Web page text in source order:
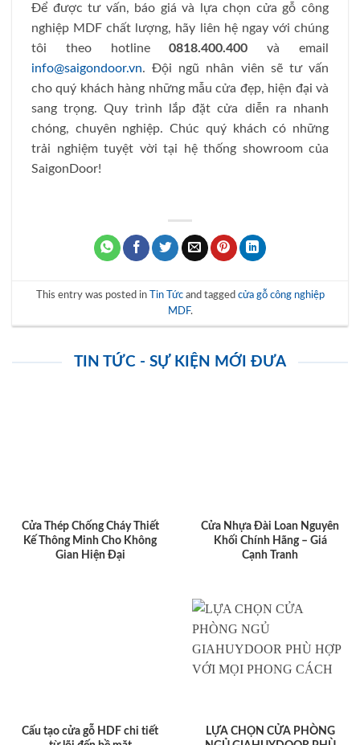
Để được tư vấn, báo giá và lựa chọn cửa gỗ công
nghiệp MDF chất lượng, hãy liên hệ ngay với chúng
tôi theo hotline0818.400.400
và email
info@saigondoor.vn. Đội ngũ nhân viên sẽ tư vấn
cho quý khách hàng những mẫu cửa đẹp, hiện đại và
sang trọng. Quy trình lắp đặt cửa diễn ra nhanh
chóng, chuyên nghiệp. Chúc quý khách có những
trải nghiệm tuyệt vời tại hệ thống showroom của
SaigonDoor!
This entry was posted in Tin Tứcand tagged cửa gỗ công nghiệp
MDF.
TIN TỨC - SỰ KIỆN MỚI ĐƯA
Cửa Thép Chống Cháy Thiết
Kế Thông Minh Cho Không
Gian Hiện Đại
Cửa Nhựa Đài Loan Nguyên
Khối Chính Hãng – Giá
Cạnh Tranh
Cấu tạo cửa gỗ HDF chi tiết
LỰA CHỌN CỬA PHÒNG